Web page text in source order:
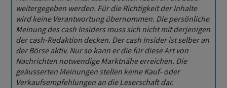
weitergegeben werden. Für die Richtigkeit der Inhalte
wird keine Verantwortung übernommen. Die persönliche
Meinung des cash Insiders muss sich nicht mit derjenigen
der cash-Redaktion decken. Der cash Insider ist selber an
der Börse aktiv. Nur so kann er die für diese Art von
Nachrichten notwendige Marktnähe erreichen. Die
geäusserten Meinungen stellen keine Kauf- oder
Verkaufsempfehlungen an die Leserschaft dar.